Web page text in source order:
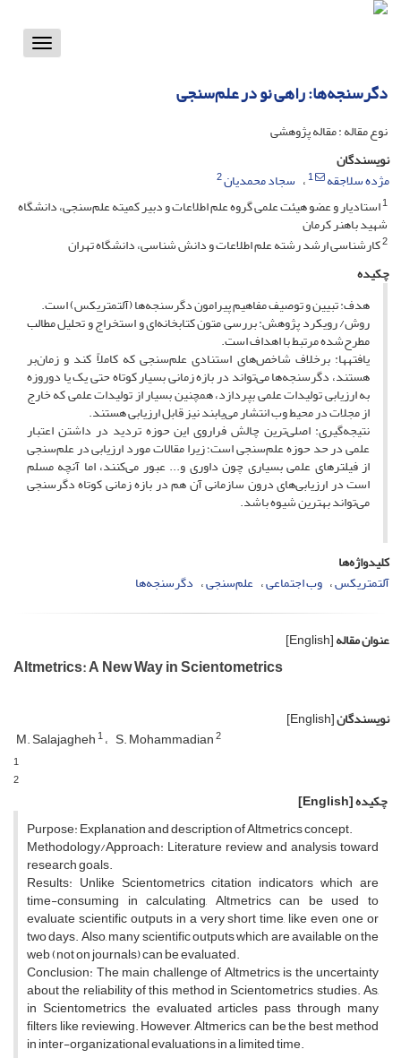
Toggle
دگرسنجه‌ها: راهی نو در علم‌سنجی
نوع مقاله : مقاله پژوهشی
نویسندگان
مژده سلاجقه
1 سجاد محمدیان2
1استادیار و عضو هیئت علمی گروه علم اطلاعات و دبیر کمیته علم‌سنجی، دانشگاه
شهید باهنر کرمان
2کارشناسی ارشد رشته علم اطلاعات و دانش شناسی، دانشگاه تهران
چکیده
هدف: تبیین و توصیف مفاهیم پیرامون دگرسنجه‌ها (آلتمتریکس) است.
روش/ رویکرد پژوهش: بررسی متون کتابخانه‌ای و استخراج و تحلیل مطالب
مطرح‌شده مرتبط با اهداف است.
یافته­ها: برخلاف شاخص‌­های استنادی علم‌سنجی که کاملاً کند و زمان‌بر
هستند، دگرسنجه‌ها می‌­تواند در بازه زمانی بسیار کوتاه حتی یک یا دوروزه
به ارزیابی تولیدات علمی بپردازد، همچنین بسیار از تولیدات علمی که خارج
از مجلات در محیط وب انتشار می‌یابند نیز قابل ارزیابی هستند.
نتیجه‌گیری: اصلی­‌ترین چالش فراروی این حوزه تردید در داشتن اعتبار
علمی در حد حوزه علم‌سنجی است؛ زیرا مقالات مورد ارزیابی در علم‌­سنجی
از فیلترهای علمی بسیاری چون داوری و... عبور می­‌کنند، اما آنچه مسلم
است در ارزیابی‌های درون سازمانی آن هم در بازه زمانی کوتاه دگرسنجی
می­‌تواند بهترین شیوه باشد.
کلیدواژه‌ها
آلتمتریکس وب اجتماعی علم‌­سنجی دگرسنجه‌­ها
عنوان مقاله[English]
Altmetrics: A New Way in Scientometrics
نویسندگان[English]
M. Salajagheh1 S. Mohammadian2
1
2
چکیده[English]
Purpose: Explanation and description of Altmetrics concept.
Methodology/Approach: Literature review and analysis toward
research goals.
Results: Unlike Scientometrics citation indicators which are
time-consuming in calculating, Altmetrics can be used to
evaluate scientific outputs in a very short time, like even one or
two days. Also, many scientific outputs which are available on the
web (not on journals) can be evaluated.
Conclusion: The main challenge of Altmetrics is the uncertainty
about the reliability of this method in Scientometrics studies. As,
in Scientometrics the evaluated articles pass through many
filters like reviewing. However, Altmerics can be the best method
in inter-organizational evaluations in a limited time.